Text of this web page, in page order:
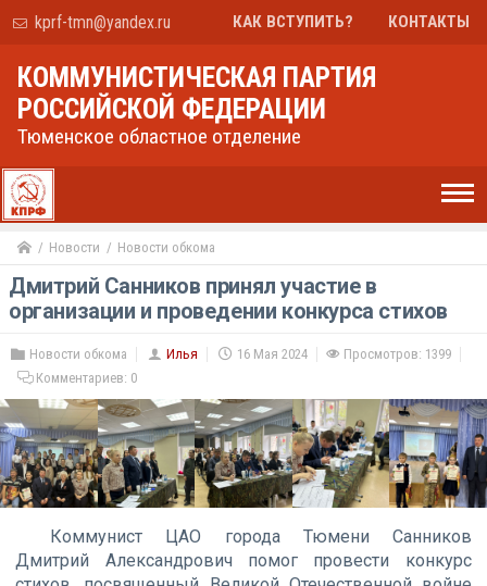
kprf-tmn@yandex.ru КАК ВСТУПИТЬ? КОНТАКТЫ
КОММУНИСТИЧЕСКАЯ ПАРТИЯ
РОССИЙСКОЙ ФЕДЕРАЦИИ
Тюменское областное отделение
Новости Новости обкома
Дмитрий Санников принял участие в
организации и проведении конкурса стихов
Новости обкома Илья 16 Мая 2024
Просмотров: 1399
Комментариев: 0
Коммунист ЦАО города Тюмени Санников
Дмитрий Александрович помог провести конкурс